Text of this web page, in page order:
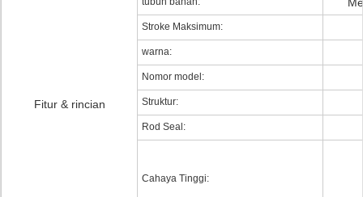
Fitur & rincian
Stroke Maksimum:
warna:
Nomor model:
Struktur:
Rod Seal:
Cahaya Tinggi: